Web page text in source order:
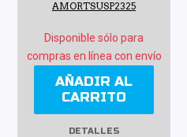
AMORTSUSP2325
Disponible sólo para
compras en línea con envío
AÑADIR AL
CARRITO
DETALLES